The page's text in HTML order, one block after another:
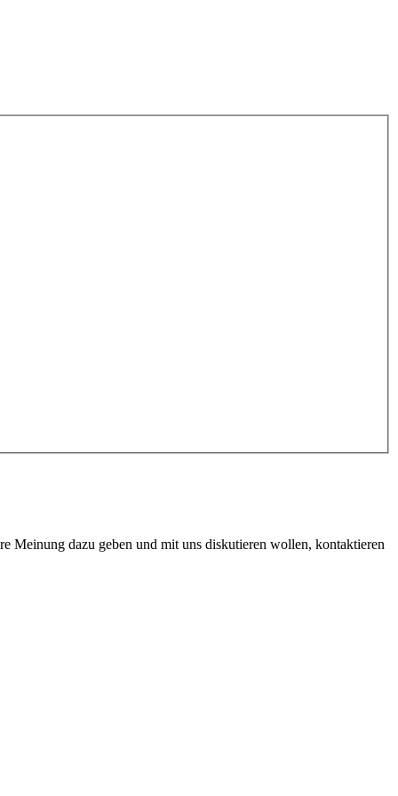
Meinung dazu geben und mit uns diskutieren wollen, kontaktieren